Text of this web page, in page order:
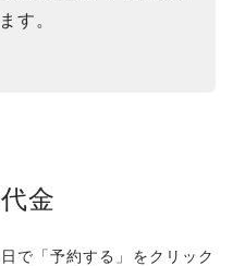
す。
金
で「予約する」をクリック